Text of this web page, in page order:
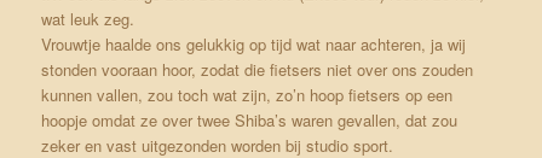
wat leuk zeg.
Vrouwtje haalde ons gelukkig op tijd wat naar achteren, ja wij
stonden vooraan hoor, zodat die fietsers niet over ons zouden
kunnen vallen, zou toch wat zijn, zo’n hoop fietsers op een
hoopje omdat ze over twee Shiba’s waren gevallen, dat zou
zeker en vast uitgezonden worden bij studio sport.